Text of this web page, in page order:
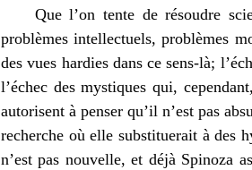
Que l’on tente de résoudre
problèmes intellectuels, problèmes
des vues hardies dans ce sens-là;
l’échec des mystiques qui,
autorisent à penser qu’il n’est pas
recherche où elle substituerait à des
n’est pas nouvelle, et déjà Spinoza